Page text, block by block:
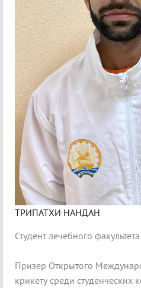
ТРИПАТХИ НАНДАН
Студент лечебного факультета
Призер Открытого
крикету среди